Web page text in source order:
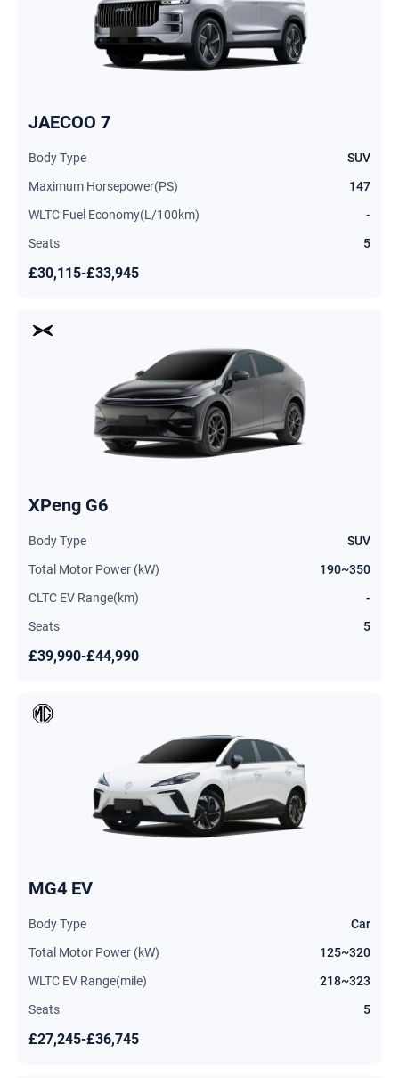
JAECOO 7
Body Type
SUV
Maximum Horsepower(PS)
147
WLTC Fuel Economy(L/100km)
-
Seats
5
£30,115-£33,945
XPeng G6
Body Type
SUV
Total Motor Power (kW)
190~350
CLTC EV Range(km)
-
Seats
5
£39,990-£44,990
MG4 EV
Body Type
Car
Total Motor Power (kW)
125~320
WLTC EV Range(mile)
218~323
Seats
5
£27,245-£36,745